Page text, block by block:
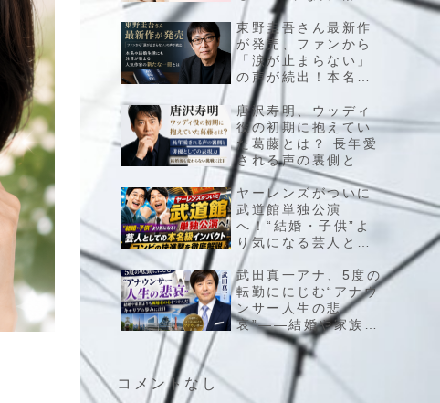
をきっかけに広がっ
たファンの反応と今
後への期待を整理
東野圭吾さん最新作
が発売、ファンから
「涙が止まらない」
の声が続出！本名や
結婚生活にも注目が
集まる人気作家の新
たな一冊とは
唐沢寿明、ウッディ
役の初期に抱えてい
た葛藤とは？ 長年愛
される声の裏側と俳
優としての表現力、
結婚後も変わらない
挑戦に注目
ヤーレンズがついに
武道館単独公演
へ！“結婚・子供”よ
り気になる芸人とし
ての本名級インパク
ト、コンビの快進撃
を徹底解説
武田真一アナ、5度の
転勤ににじむ“アナウ
ンサー人生の悲
哀”――結婚や家族よ
りも視聴者の心をつ
かんだキャリアの歩
みに注目
コメントなし